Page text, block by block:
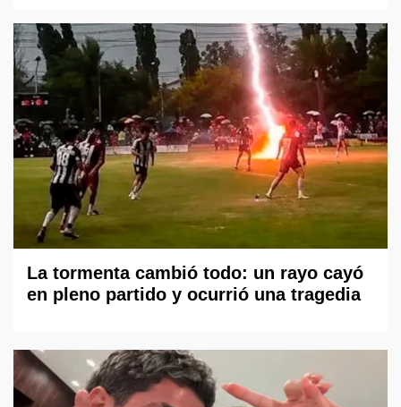
La tormenta cambió todo: un rayo cayó
en pleno partido y ocurrió una tragedia